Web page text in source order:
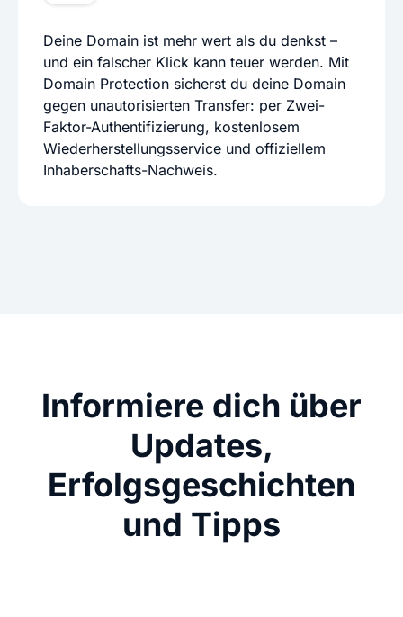
Deine Domain ist mehr wert als du denkst –
und ein falscher Klick kann teuer werden. Mit
Domain Protection sicherst du deine Domain
gegen unautorisierten Transfer: per Zwei-
Faktor-Authentifizierung, kostenlosem
Wiederherstellungsservice und offiziellem
Inhaberschafts-Nachweis.
Informiere dich über
Updates,
Erfolgsgeschichten
und Tipps